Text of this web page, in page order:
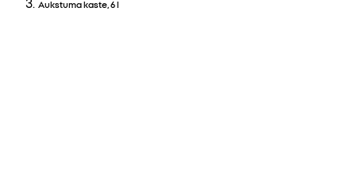
Aukstuma kaste, 6 l